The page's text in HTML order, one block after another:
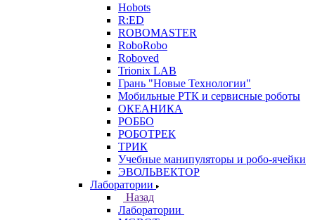
Hobots
R:ED
ROBOMASTER
RoboRobo
Roboved
Trionix LAB
Грань "Новые Технологии"
Мобильные РТК и сервисные роботы
ОКЕАНИКА
РОББО
РОБОТРЕК
ТРИК
Учебные манипуляторы и робо-ячейки
ЭВОЛЬВЕКТОР
Лаборатории
Назад
Лаборатории